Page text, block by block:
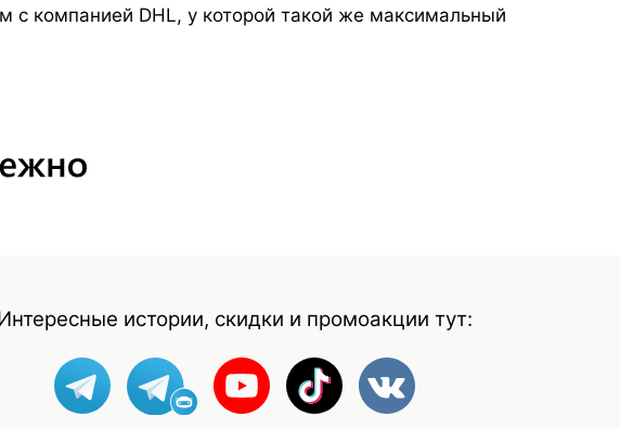
компанией DHL, у которой такой же максимальный
истории, скидки и промоакции тут: